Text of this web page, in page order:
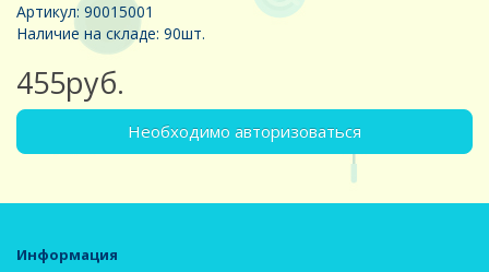
Артикул: 90015001
Наличие на складе: 90шт.
455руб.
Необходимо авторизоваться
Информация